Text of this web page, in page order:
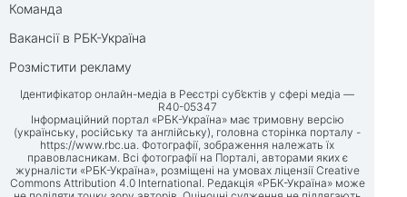
Команда
Вакансії в РБК-Україна
Розмістити рекламу
Ідентифікатор онлайн-медіа в Реєстрі суб’єктів у сфері медіа —
R40-05347
Інформаційний портал «РБК-Україна» має тримовну версію
(українську, російську та англійську), головна сторінка порталу -
https://www.rbc.ua. Фотографії, зображення належать їх
правовласникам. Всі фотографії на Порталі, авторами яких є
журналісти «РБК-Україна», розміщені на умовах ліцензії Creative
Commons Attribution 4.0 International. Редакція «РБК-Україна» може